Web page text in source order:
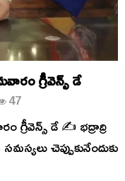
గ్రీవెన్స్ డే
47
డే ✍️ భద్రాద్రి
చెప్పుకునేందుకు